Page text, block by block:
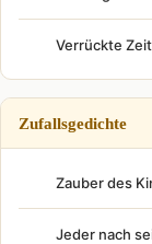
Verrückte
Zufallsgedichte
Zauber des
Jeder nach